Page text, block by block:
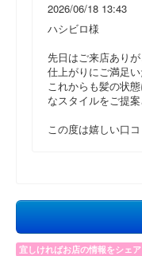
2026/06/18 13:43
ハシビロ様
先日はご来店あり
仕上がりにご満足い
これからも髪の状
なスタイルをご提案
この度は嬉しい口
宜しければお店の情報をシェ